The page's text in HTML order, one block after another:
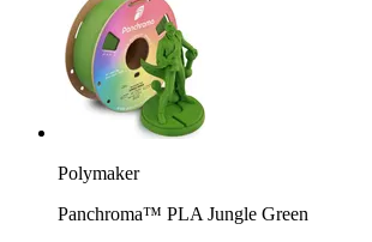
Polymaker
Panchroma™ PLA Jungle Green